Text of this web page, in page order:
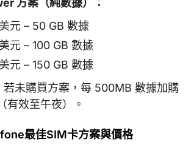
方案（純數據）：
元 – 50 GB 數據
元 – 100 GB 數據
元 – 150 GB 數據
若未購買方案，每 500MB 數據加購
有效至午夜）。
最佳SIM卡方案與價格